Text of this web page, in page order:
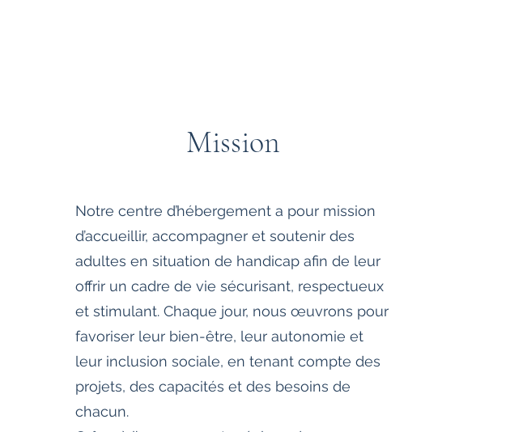
Mission
Notre centre d’hébergement a pour mission
d’accueillir, accompagner et soutenir des
adultes en situation de handicap afin de leur
offrir un cadre de vie sécurisant, respectueux
et stimulant. Chaque jour, nous œuvrons pour
favoriser leur bien-être, leur autonomie et
leur inclusion sociale, en tenant compte des
projets, des capacités et des besoins de
chacun.